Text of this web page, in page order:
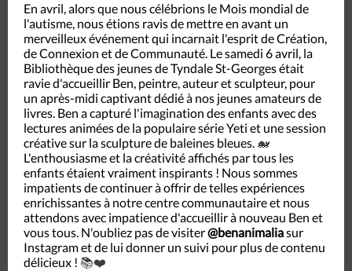
En avril, alors que nous célébrions le Mois mondial de
l'autisme, nous étions ravis de mettre en avant un
merveilleux événement qui incarnait l'esprit de Création,
de Connexion et de Communauté. Le samedi 6 avril, la
Bibliothèque des jeunes de Tyndale St-Georges était
ravie d'accueillir Ben, peintre, auteur et sculpteur, pour
un après-midi captivant dédié à nos jeunes amateurs de
livres. Ben a capturé l'imagination des enfants avec des
lectures animées de la populaire série Yeti et une session
créative sur la sculpture de baleines bleues. 🐋
L'enthousiasme et la créativité affichés par tous les
enfants étaient vraiment inspirants ! Nous sommes
impatients de continuer à offrir de telles expériences
enrichissantes à notre centre communautaire et nous
attendons avec impatience d'accueillir à nouveau Ben et
vous tous. N'oubliez pas de visiter@benanimaliasur
Instagram et de lui donner un suivi pour plus de contenu
délicieux ! 📚❤️